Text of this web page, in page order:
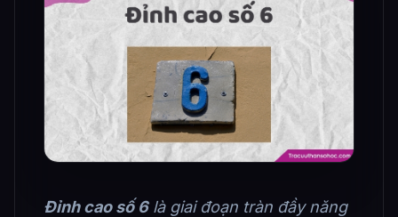
Đỉnh cao số 6là giai đoạn tràn đầy năng